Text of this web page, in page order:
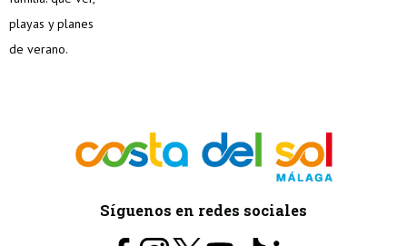
Síguenos en redes sociales